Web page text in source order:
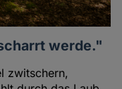
werde."
zwitschern,